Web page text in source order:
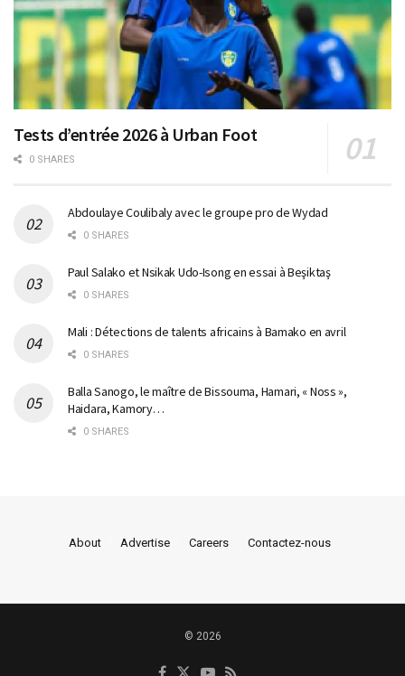
Tests d’entrée 2026 à Urban Foot
0 SHARES
Abdoulaye Coulibaly avec le groupe pro de Wydad
0 SHARES
Paul Salako et Nsikak Udo-Isong en essai à Beşiktaş
0 SHARES
Mali : Détections de talents africains à Bamako en avril
0 SHARES
Balla Sanogo, le maître de Bissouma, Hamari, « Noss »,
Haidara, Kamory…
0 SHARES
About Advertise Careers Contactez-nous
© 2026